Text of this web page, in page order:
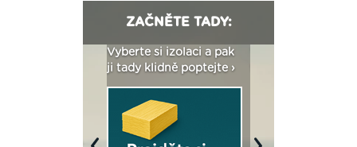
ZAČNĚTE TADY:
Vyberte si izolaci a pak
ji tady klidně poptejte ›